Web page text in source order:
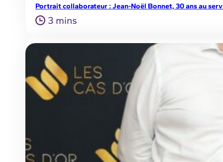
Portrait collaborateur : Jean-Noël Bonnet, 30 ans au
3 mins